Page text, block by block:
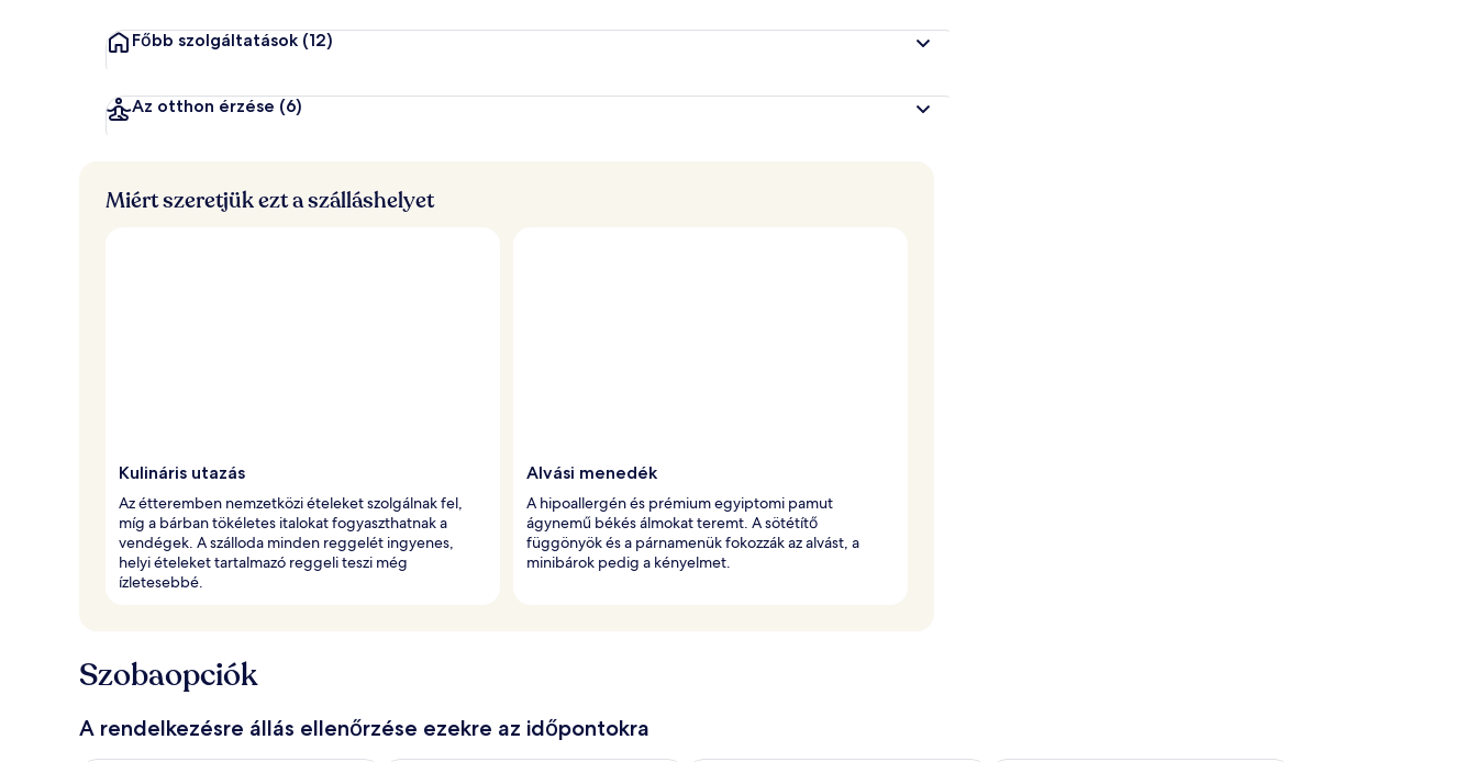
Főbb szolgáltatások (12)
Az otthon érzése (6)
Miért szeretjük ezt a szálláshelyet
Kulináris utazás
Az étteremben nemzetközi ételeket szolgálnak fel,
míg a bárban tökéletes italokat fogyaszthatnak a
vendégek. A szálloda minden reggelét ingyenes,
helyi ételeket tartalmazó reggeli teszi még
ízletesebbé.
Alvási menedék
A hipoallergén és prémium egyiptomi pamut
ágynemű békés álmokat teremt. A sötétítő
függönyök és a párnamenük fokozzák az alvást, a
minibárok pedig a kényelmet.
Szobaopciók
A rendelkezésre állás ellenőrzése ezekre az időpontokra